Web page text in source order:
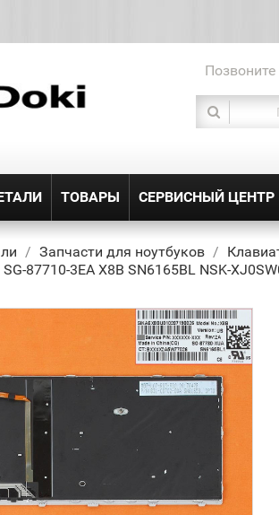
ТОВАРЫ СЕРВИСНЫЙ ЦЕНТР
Запчасти для ноутбуков
87710-3EA X8B SN6165BL NSK-